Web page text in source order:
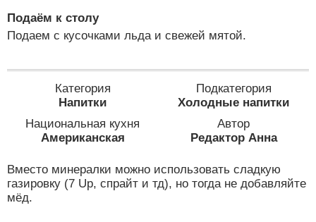
Подаём к столу
Подаем с кусочками льда и свежей мятой.
Категория
Напитки
Подкатегория
Холодные напитки
Национальная кухня
Американская
Автор
Редактор Анна
Вместо минералки можно использовать сладкую
газировку (7 Up, спрайт и тд), но тогда не добавляйте
мёд.